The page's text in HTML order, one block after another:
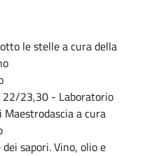
le stelle a cura della
22/23,30 - Laboratorio
Maestrodascia a cura
sapori. Vino, olio e